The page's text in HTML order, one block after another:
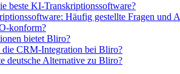
beste KI-Transkriptionssoftware?
Häufig gestellte Fragen und
konform?
bietet Bliro?
CRM-Integration bei Bliro?
deutsche Alternative zu Bliro?